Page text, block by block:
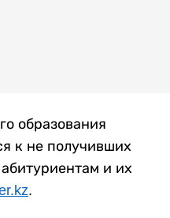
образования
к не получивших
и их
.